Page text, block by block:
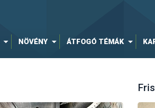
NÖVÉNY ÁTFOGÓ TÉMÁK